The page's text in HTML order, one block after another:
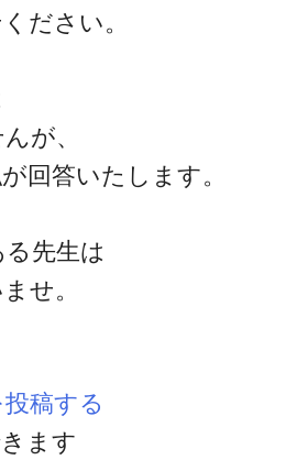
ださい。
が、
回答いたします。
先生は
せ。
稿する
ます